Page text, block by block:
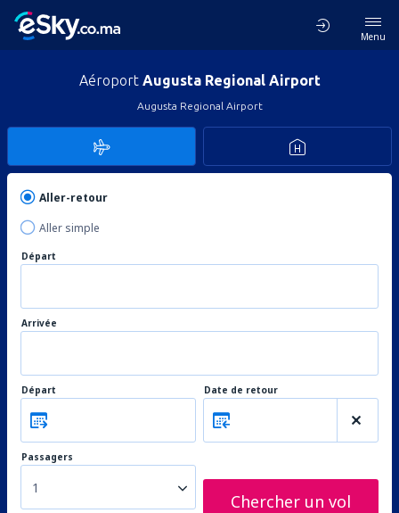
Menu
Aéroport Augusta Regional Airport
Augusta Regional Airport
Aller-retour
Aller simple
Départ
Arrivée
Départ Date de retour
Passagers
1
Chercher un vol